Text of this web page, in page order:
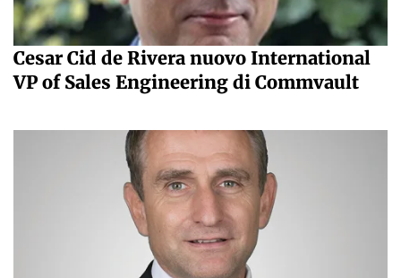
Cesar Cid de Rivera nuovo International
VP of Sales Engineering di Commvault